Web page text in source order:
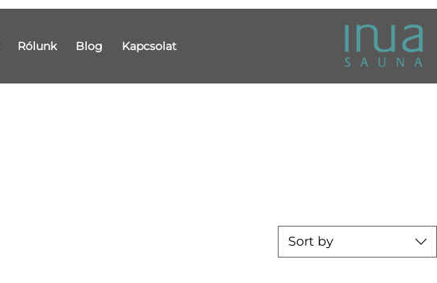
Rólunk Blog Kapcsolat
Sort by